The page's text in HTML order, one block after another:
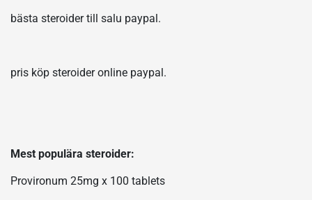
bästa steroider till salu paypal.
pris köp steroider online paypal.
Mest populära steroider:
Provironum 25mg x 100 tablets